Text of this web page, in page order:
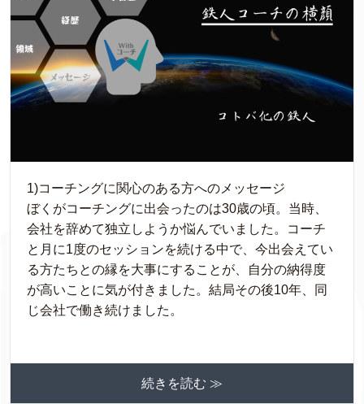
1)コーチングに関心のある方へのメッセージ
ぼくがコーチングに出会ったのは30歳の頃。当時、
会社を辞めて独立しようか悩んでいました。コーチ
と月に1度のセッションを続ける中で、今出会えてい
る方たちとの縁を大事にすることが、自分の納得度
が高いことに気が付きました。結局その後10年、同
じ会社で働き続けました。
続きを読む ≫